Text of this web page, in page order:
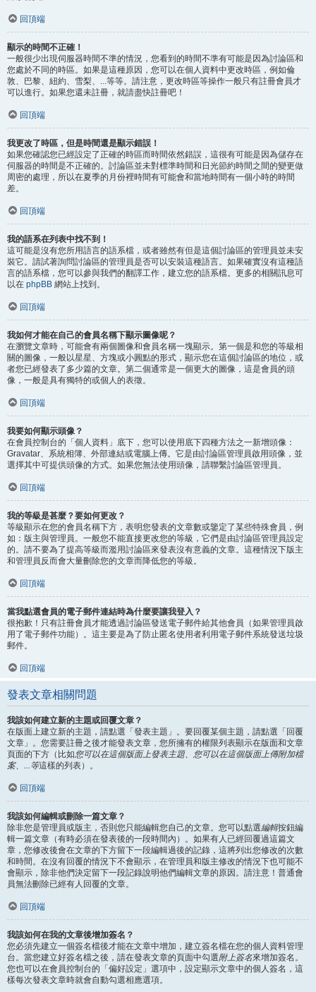
回頂端
顯示的時間不正確！
一般很少出現伺服器時間不準的情況，您看到的時間不準有可能是因為討論區和
您處於不同的時區。如果是這種原因，您可以在個人資料中更改時區，例如倫
敦、巴黎、紐約、雪梨、...等等。請注意，更改時區等操作一般只有註冊會員才
可以進行。如果您還未註冊，就請盡快註冊吧！
回頂端
我更改了時區，但是時間還是顯示錯誤！
如果您確認您已經設定了正確的時區而時間依然錯誤，這很有可能是因為儲存在
伺服器的時間是不正確的。討論區並未對標準時間和日光節約時間之間的變更做
周密的處理，所以在夏季的月份裡時間有可能會和當地時間有一個小時的時間
差。
回頂端
我的語系在列表中找不到！
這可能是沒有您所用語言的語系檔，或者雖然有但是這個討論區的管理員並未安
裝它。請試著詢問討論區的管理員是否可以安裝這種語言。如果確實沒有這種語
言的語系檔，您可以參與我們的翻譯工作，建立您的語系檔。更多的相關訊息可
以在 phpBB 網站上找到。
回頂端
我如何才能在自己的會員名稱下顯示圖像呢？
在瀏覽文章時，可能會有兩個圖像和會員名稱一塊顯示。第一個是和您的等級相
關的圖像，一般以星星、方塊或小圓點的形式，顯示您在這個討論區的地位，或
者您已經發表了多少篇的文章。第二個通常是一個更大的圖像，這是會員的頭
像，一般是具有獨特的或個人的表徵。
回頂端
我要如何顯示頭像？
在會員控制台的「個人資料」底下，您可以使用底下四種方法之一新增頭像：
Gravatar、系統相簿、外部連結或電腦上傳。它是由討論區管理員啟用頭像，並
選擇其中可提供頭像的方式。如果您無法使用頭像，請聯繫討論區管理員。
回頂端
我的等級是甚麼？要如何更改？
等級顯示在您的會員名稱下方，表明您發表的文章數或鑒定了某些特殊會員，例
如：版主與管理員。一般您不能直接更改您的等級，它們是由討論區管理員設定
的。請不要為了提高等級而濫用討論區來發表沒有意義的文章。這種情況下版主
和管理員反而會大量刪除您的文章而降低您的等級。
回頂端
當我點選會員的電子郵件連結時為什麼要讓我登入？
很抱歉！只有註冊會員才能透過討論區發送電子郵件給其他會員（如果管理員啟
用了電子郵件功能）。這主要是為了防止匿名使用者利用電子郵件系統發送垃圾
郵件。
回頂端
發表文章相關問題
我該如何建立新的主題或回覆文章？
在版面上建立新的主題，請點選「發表主題」。要回覆某個主題，請點選「回覆
文章」。您需要註冊之後才能發表文章，您所擁有的權限列表顯示在版面和文章
頁面的下方（比如您可以在這個版面上發表主題、您可以在這個版面上傳附加檔
案、...等這樣的列表）。
回頂端
我該如何編輯或刪除一篇文章？
除非您是管理員或版主，否則您只能編輯您自己的文章。您可以點選編輯按鈕編
輯一篇文章（有時必須在發表後的一段時間內）。如果有人已經回覆過這篇文
章，您修改後會在文章的下方留下一段編輯過後的記錄，這將列出您修改的次數
和時間。在沒有回覆的情況下不會顯示，在管理員和版主修改的情況下也可能不
會顯示，除非他們決定留下一段記錄說明他們編輯文章的原因。請注意！普通會
員無法刪除已經有人回覆的文章。
回頂端
我該如何在我的文章後增加簽名？
您必須先建立一個簽名檔後才能在文章中增加，建立簽名檔在您的個人資料管理
台。當您建立好簽名檔之後，請在發表文章的頁面中勾選附上簽名來增加簽名。
您也可以在會員控制台的「偏好設定」選項中，設定顯示文章中的個人簽名，這
樣每次發表文章時就會自動勾選相應選項。